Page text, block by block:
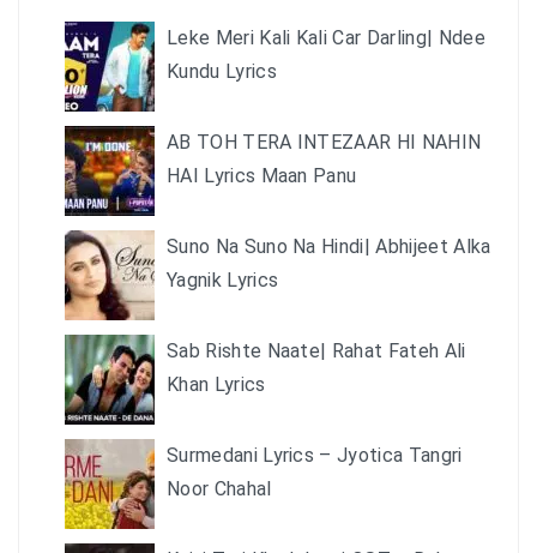
Leke Meri Kali Kali Car Darling| Ndee
Kundu Lyrics
AB TOH TERA INTEZAAR HI NAHIN
HAI Lyrics Maan Panu
Suno Na Suno Na Hindi| Abhijeet Alka
Yagnik Lyrics
Sab Rishte Naate| Rahat Fateh Ali
Khan Lyrics
Surmedani Lyrics – Jyotica Tangri
Noor Chahal